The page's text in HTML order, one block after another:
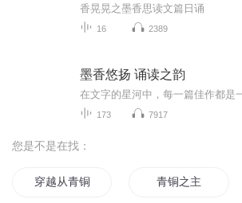
香晃晃之墨香思读文篇日诵
16 2389
墨香悠扬 诵读之韵
173 7917
您是不是在找：
穿越从青铜开始 青铜之主